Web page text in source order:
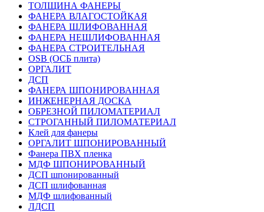
ТОЛЩИНА ФАНЕРЫ
ФАНЕРА ВЛАГОСТОЙКАЯ
ФАНЕРА ШЛИФОВАННАЯ
ФАНЕРА НЕШЛИФОВАННАЯ
ФАНЕРА СТРОИТЕЛЬНАЯ
OSB (ОСБ плита)
ОРГАЛИТ
ДСП
ФАНЕРА ШПОНИРОВАННАЯ
ИНЖЕНЕРНАЯ ДОСКА
ОБРЕЗНОЙ ПИЛОМАТЕРИАЛ
СТРОГАННЫЙ ПИЛОМАТЕРИАЛ
Клей для фанеры
ОРГАЛИТ ШПОНИРОВАННЫЙ
Фанера ПВХ пленка
МДФ ШПОНИРОВАННЫЙ
ДСП шпонированный
ДСП шлифованная
МДФ шлифованный
ЛДСП